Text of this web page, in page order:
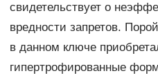
свидетельствует о
вредности запретов.
в данном ключе
гипертрофированные